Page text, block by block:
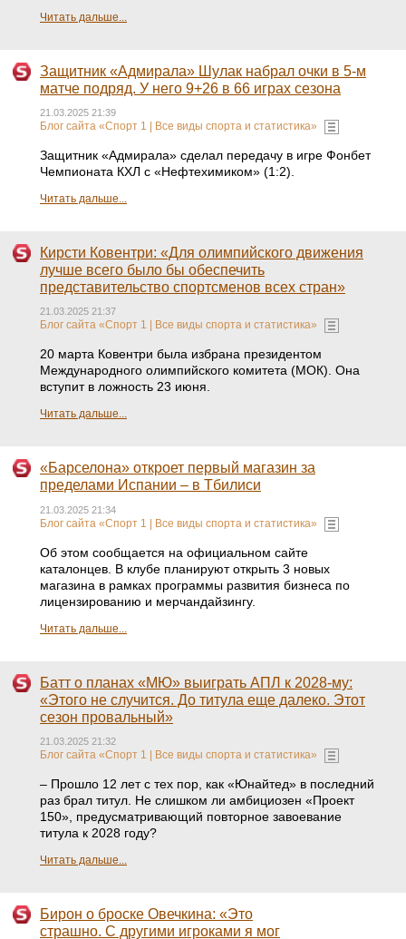
Читать дальше...
Защитник «Адмирала» Шулак набрал очки в 5-м
матче подряд. У него 9+26 в 66 играх сезона
21.03.2025 21:39
Блог сайта «Спорт 1 | Все виды спорта и статистика»
Защитник «Адмирала» сделал передачу в игре Фонбет
Чемпионата КХЛ с «Нефтехимиком» (1:2).
Читать дальше...
Кирсти Ковентри: «Для олимпийского движения
лучше всего было бы обеспечить
представительство спортсменов всех стран»
21.03.2025 21:37
Блог сайта «Спорт 1 | Все виды спорта и статистика»
20 марта Ковентри была избрана президентом
Международного олимпийского комитета (МОК). Она
вступит в ложность 23 июня.
Читать дальше...
«Барселона» откроет первый магазин за
пределами Испании – в Тбилиси
21.03.2025 21:34
Блог сайта «Спорт 1 | Все виды спорта и статистика»
Об этом сообщается на официальном сайте
каталонцев. В клубе планируют открыть 3 новых
магазина в рамках программы развития бизнеса по
лицензированию и мерчандайзингу.
Читать дальше...
Батт о планах «МЮ» выиграть АПЛ к 2028-му:
«Этого не случится. До титула еще далеко. Этот
сезон провальный»
21.03.2025 21:32
Блог сайта «Спорт 1 | Все виды спорта и статистика»
– Прошло 12 лет с тех пор, как «Юнайтед» в последний
раз брал титул. Не слишком ли амбициозен «Проект
150», предусматривающий повторное завоевание
титула к 2028 году?
Читать дальше...
Бирон о броске Овечкина: «Это
страшно. С другими игроками я мог